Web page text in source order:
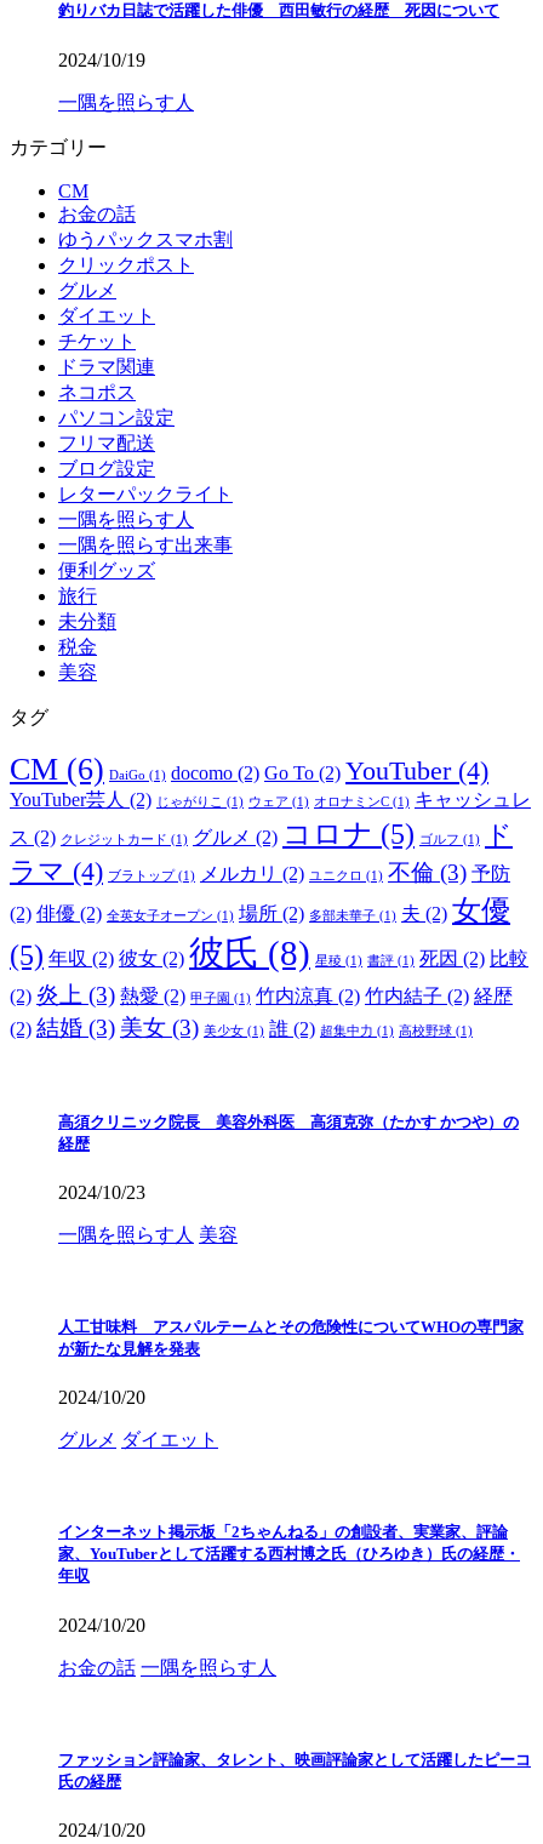
釣りバカ日誌で活躍した俳優 西田敏行の経歴 死因について
2024/10/19
一隅を照らす人
カテゴリー
CM
お金の話
ゆうパックスマホ割
クリックポスト
グルメ
ダイエット
チケット
ドラマ関連
ネコポス
パソコン設定
フリマ配送
ブログ設定
レターパックライト
一隅を照らす人
一隅を照らす出来事
便利グッズ
旅行
未分類
税金
美容
タグ
CM (6) DaiGo (1) docomo (2) Go To (2) YouTuber(4)
YouTuber芸人 (2) じゃがりこ (1) ウェア (1) オロナミンC (1) キャッシュレ
ス (2) クレジットカード (1) グルメ (2) コロナ (5) ゴルフ (1)
ド
ラマ (4) ブラトップ(1) メルカリ (2) ユニクロ (1) 不倫 (3) 予防
(2) 俳優 (2) 全英女子オープン (1) 場所 (2) 多部未華子 (1) 夫 (2) 女優
(5) 年収 (2) 彼女 (2) 彼氏 (8) 星稜 (1) 書評 (1) 死因 (2) 比較
(2) 炎上 (3) 熱愛 (2) 甲子園 (1) 竹内涼真 (2) 竹内結子 (2) 経歴
(2) 結婚 (3) 美女 (3) 美少女 (1) 誰 (2) 超集中力 (1) 高校野球 (1)
高須クリニック院長 美容外科医 高須克弥（たかす かつや）の
経歴
2024/10/23
一隅を照らす人 美容
人工甘味料 アスパルテームとその危険性についてWHOの専門家
が新たな見解を発表
2024/10/20
グルメ ダイエット
インターネット掲示板「2ちゃんねる」の創設者、実業家、評論
家、YouTuberとして活躍する西村博之氏（ひろゆき）氏の経歴・
年収
2024/10/20
お金の話 一隅を照らす人
ファッション評論家、タレント、映画評論家として活躍したピーコ
氏の経歴
2024/10/20